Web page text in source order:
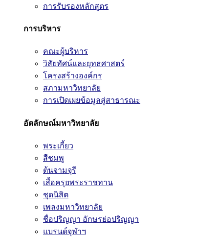
การรับรองหลักสูตร
การบริหาร
คณะผู้บริหาร
วิสัยทัศน์และยุทธศาสตร์
โครงสร้างองค์กร
สภามหาวิทยาลัย
การเปิดเผยข้อมูลสู่สาธารณะ
อัตลักษณ์มหาวิทยาลัย
พระเกี้ยว
สีชมพู
ต้นจามจุรี
เสื้อครุยพระราชทาน
ชุดนิสิต
เพลงมหาวิทยาลัย
ชื่อปริญญา อักษรย่อปริญญา
แบรนด์จุฬาฯ